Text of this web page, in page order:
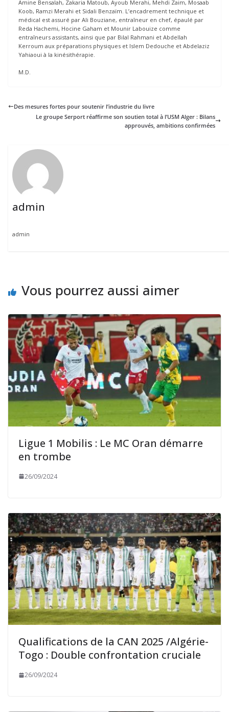
Amine Bensalah, Zakaria Matoub, Ayoub Merahi, Mehdi Zaim, Mosaab
Koob, Ramzi Merahi et Sidali Benzaïm. L’encadrement technique et
médical est assuré par Ali Bouziane, entraîneur en chef, épaulé par
Reda Hachemi, Hocine Gaham et Mounir Labouize comme
entraîneurs assistants, ainsi que par Bilal Rahmani et Abdellah
Kerroum aux préparations physiques et Islem Dedouche et Abdelaziz
Yahiaoui à la kinésithérapie.
M.D.
Des mesures fortes pour soutenir l’industrie du livre
Le groupe Serport réaffirme son soutien total à l’USM Alger : Bilans
approuvés, ambitions confirmées
admin
admin
Vous pourrez aussi aimer
Ligue 1 Mobilis : Le MC Oran démarre
en trombe
26/09/2024
Qualifications de la CAN 2025 /Algérie-
Togo : Double confrontation cruciale
26/09/2024